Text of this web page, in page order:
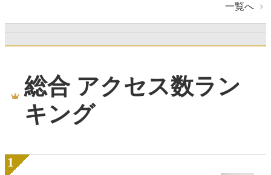
一覧へ
総合 アクセス数ラン
キング